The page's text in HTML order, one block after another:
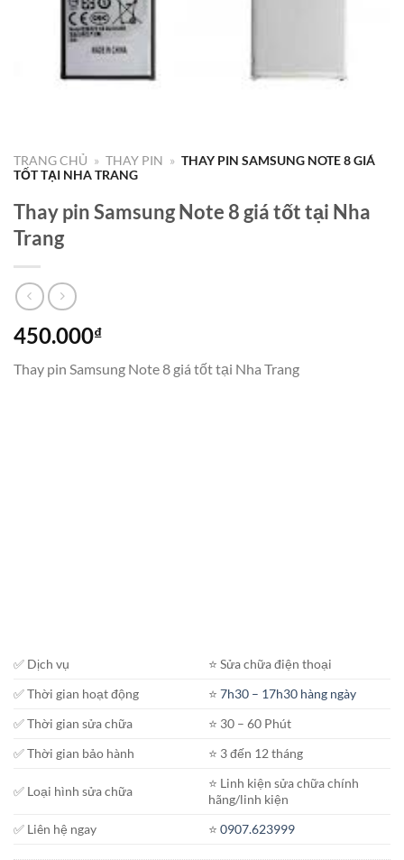
TRANG CHỦ » THAY PIN » THAY PIN SAMSUNG NOTE 8 GIÁ
TỐT TẠI NHA TRANG
Thay pin Samsung Note 8 giá tốt tại Nha
Trang
450.000₫
Thay pin Samsung Note 8 giá tốt tại Nha Trang
✅ Dịch vụ
⭐️ Sửa chữa điện thoại
✅ Thời gian hoạt động
⭐️7h30 – 17h30 hàng ngày
✅ Thời gian sửa chữa
⭐️ 30 – 60 Phút
✅ Thời gian bảo hành
⭐️ 3 đến 12 tháng
✅ Loại hình sửa chữa
⭐️ Linh kiện sửa chữa chính
hãng/linh kiện
✅ Liên hệ ngay
⭐️0907.623999